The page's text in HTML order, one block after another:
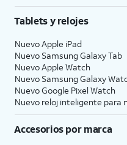
Tablets y relojes
Nuevo Apple iPad
Nuevo Samsung Galaxy Tab
Nuevo Apple Watch
Nuevo Samsung Galaxy
Nuevo Google Pixel Watch
Nuevo reloj inteligente para
Accesorios por marca